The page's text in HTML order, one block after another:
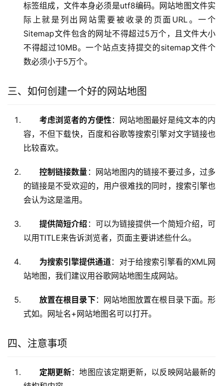
标签组成，文件本身必须是utf8编码。网站地图文件实
际上就是列出网站需要被收录的页面URL。一个
Sitemap文件包含的网址不得超过5万个，且文件大小
不得超过10MB。一个站点支持提交的sitemap文件个
数必须小于5万个。
三、如何创建一个好的网站地图
考虑浏览者的方便性：网站地图最好是纯文本的内
容，不但下载快，百度和谷歌等搜索引擎对文字链接也
比较喜欢。
控制链接数量 ：网站地图内的链接不要过多，过多
的链接是不受欢迎的，用户很难找的同时，搜索引擎也
会认为这是滥用。
提供简短介绍 ：可以为链接提供一个简短介绍，可
以用TITLE来告诉浏览者，页面主要讲述些什么。
为搜索引擎提供通道：对于给搜索引擎看的XML网
站地图，我们建议用谷歌网站地图生成网站。
放置在根目录下：网站地图放置在根目录下面。形
式如。网址名+网站地图名可以打开。
四、注意事项
定期更新：地图应该定期更新，以反映网站最新的